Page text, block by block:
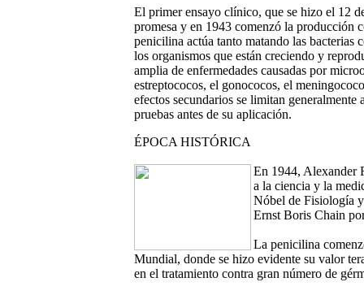
El primer ensayo clínico, que se hizo el 12
promesa y en 1943 comenzó la producción
penicilina actúa tanto matando las
los organismos que están creciendo y
amplia de enfermedades causadas por
estreptococos, el gonococos, el
efectos secundarios se limitan generalmente
pruebas antes de su aplicación.
ÉPOCA HISTÓRICA
En 1944, Alexander
a la ciencia y la
Nóbel de Fisiología
Ernst Boris Chain
La penicilina
Mundial, donde se hizo evidente su valor
en el tratamiento contra gran número de